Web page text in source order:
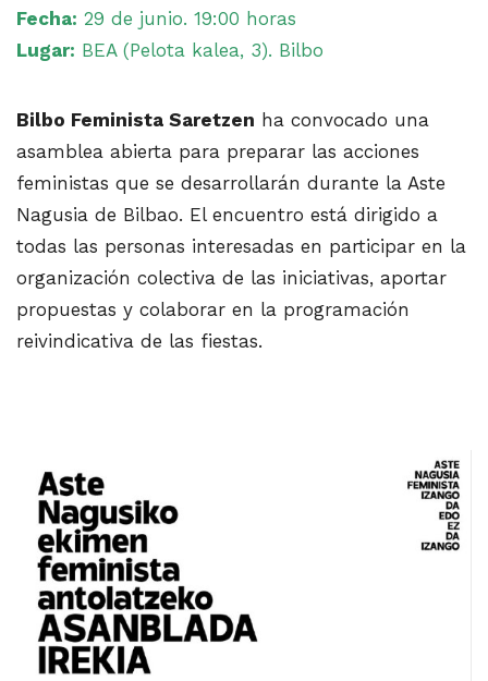
Fecha: 29 de junio. 19:00 horas
Lugar: BEA (Pelota kalea, 3). Bilbo
Bilbo Feminista Saretzen ha convocado una
asamblea abierta para preparar las acciones
feministas que se desarrollarán durante la Aste
Nagusia de Bilbao. El encuentro está dirigido a
todas las personas interesadas en participar en la
organización colectiva de las iniciativas, aportar
propuestas y colaborar en la programación
reivindicativa de las fiestas.